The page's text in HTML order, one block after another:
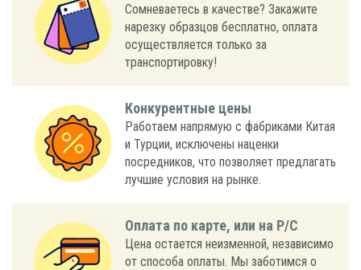
Сомневаетесь в качестве? Закажите
нарезку образцов бесплатно, оплата
осуществляется только за
транспортировку!
Конкурентные цены
Работаем напрямую с фабриками Китая
и Турции, исключены наценки
посредников, что позволяет предлагать
лучшие условия на рынке.
Оплата по карте, или на Р/С
Цена остается неизменной, независимо
от способа оплаты. Мы заботимся о